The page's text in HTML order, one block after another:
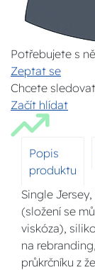
Potřebujete s
Zeptat se
Chcete
Začít hlídat
Popis
produktu
Single
(složení se
viskóza),
na
průkrčníku z